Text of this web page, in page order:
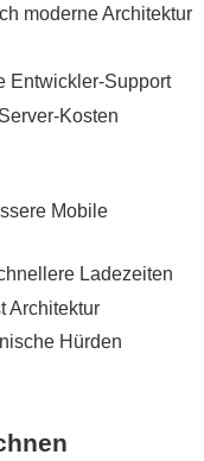
moderne Architektur
Entwickler-Support
Kosten
Mobile
Ladezeiten
Architektur
Hürden